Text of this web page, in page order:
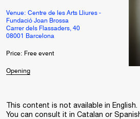
Venue: Centre de les Arts Lliures -
Fundació Joan Brossa
Carrer dels Flassaders, 40
08001 Barcelona
Price: Free event
Opening
This content is not available in English.
You can consult it in Catalan or